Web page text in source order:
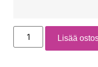
Lisää